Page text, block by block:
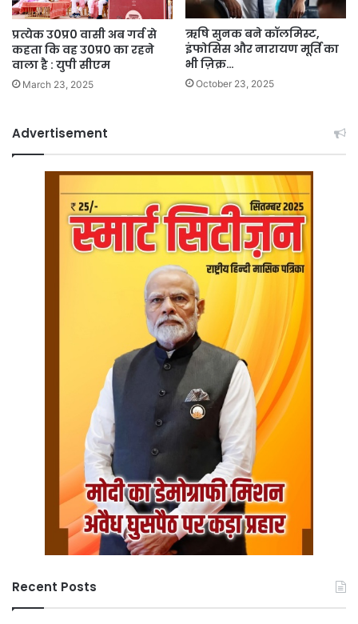
प्रत्येक उ0प्र0 वासी अब गर्व से
कहता कि वह उ0प्र0 का रहने
वाला है : युपी सीएम
March 23, 2025
ऋषि सुनक बने कॉलमिस्ट,
इंफोसिस और नारायण मूर्ति का
भी ज़िक्र…
October 23, 2025
Advertisement
Recent Posts